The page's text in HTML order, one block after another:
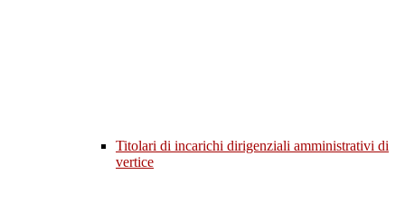
Titolari di incarichi dirigenziali amministrativi di
vertice